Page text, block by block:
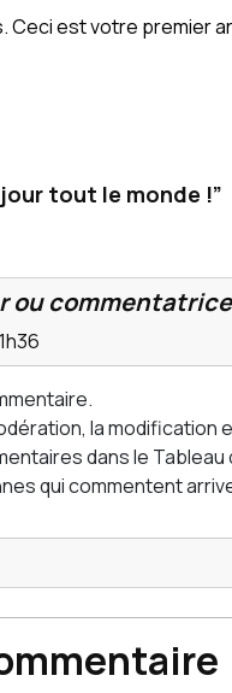
Ceci est votre premier
tout le monde !”
ou
la modification
dans le Tableau
qui commentent